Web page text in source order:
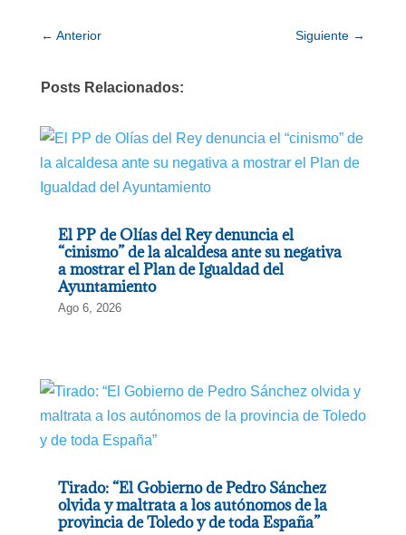
← Anterior Siguiente →
Posts Relacionados:
El PP de Olías del Rey denuncia el
“cinismo” de la alcaldesa ante su negativa
a mostrar el Plan de Igualdad del
Ayuntamiento
Ago 6, 2026
Tirado: “El Gobierno de Pedro Sánchez
olvida y maltrata a los autónomos de la
provincia de Toledo y de toda España”